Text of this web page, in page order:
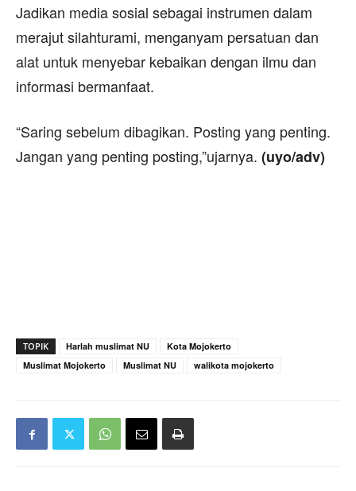
Jadikan media sosial sebagai instrumen dalam
merajut silahturami, menganyam persatuan dan
alat untuk menyebar kebaikan dengan ilmu dan
informasi bermanfaat.
“Saring sebelum dibagikan. Posting yang penting.
Jangan yang penting posting,”ujarnya. (uyo/adv)
TOPIK Harlah muslimat NU
Kota Mojokerto
Muslimat Mojokerto
Muslimat NU walikota mojokerto